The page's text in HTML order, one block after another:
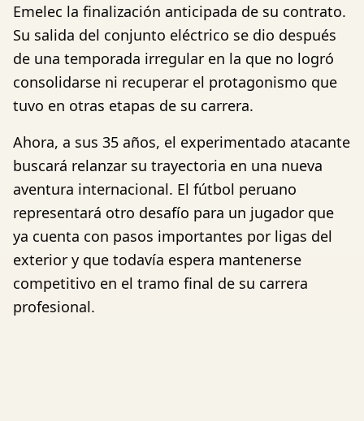
Emelec la finalización anticipada de su contrato.
Su salida del conjunto eléctrico se dio después
de una temporada irregular en la que no logró
consolidarse ni recuperar el protagonismo que
tuvo en otras etapas de su carrera.
Ahora, a sus 35 años, el experimentado atacante
buscará relanzar su trayectoria en una nueva
aventura internacional. El fútbol peruano
representará otro desafío para un jugador que
ya cuenta con pasos importantes por ligas del
exterior y que todavía espera mantenerse
competitivo en el tramo final de su carrera
profesional.